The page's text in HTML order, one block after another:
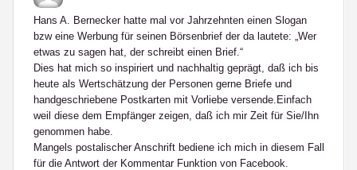
Hans A. Bernecker hatte mal vor Jahrzehnten einen Slogan
bzw eine Werbung für seinen Börsenbrief der da lautete: „Wer
etwas zu sagen hat, der schreibt einen Brief.“
Dies hat mich so inspiriert und nachhaltig geprägt, daß ich bis
heute als Wertschätzung der Personen gerne Briefe und
handgeschriebene Postkarten mit Vorliebe versende.Einfach
weil diese dem Empfänger zeigen, daß ich mir Zeit für Sie/Ihn
genommen habe.
Mangels postalischer Anschrift bediene ich mich in diesem Fall
für die Antwort der Kommentar Funktion von Facebook.